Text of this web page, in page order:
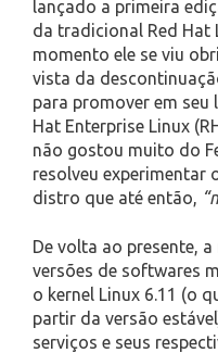
lançado a primeira
da tradicional Red Hat
momento ele se viu
vista da
para promover em
Hat Enterprise Linux
não gostou muito do
resolveu experimentar
distro que até então,
De volta ao presente,
versões de softwares
o kernel Linux 6.11 (o
partir da versão
serviços e seus